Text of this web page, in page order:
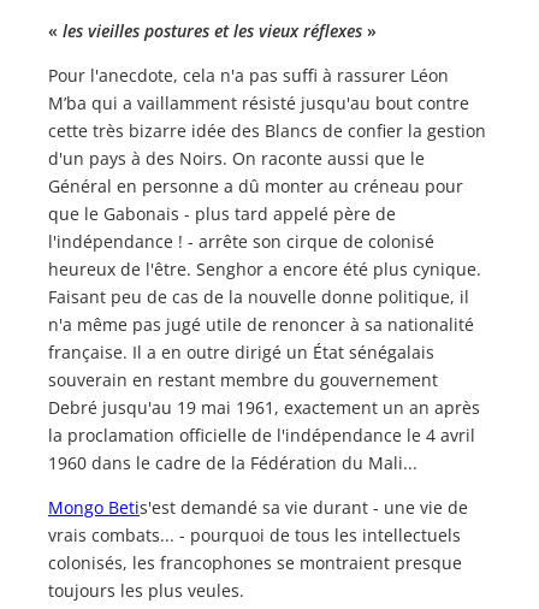
« les vieilles postures et les vieux réflexes »
Pour l'anecdote, cela n'a pas suffi à rassurer Léon
M’ba qui a vaillamment résisté jusqu'au bout contre
cette très bizarre idée des Blancs de confier la gestion
d'un pays à des Noirs. On raconte aussi que le
Général en personne a dû monter au créneau pour
que le Gabonais - plus tard appelé père de
l'indépendance ! - arrête son cirque de colonisé
heureux de l'être. Senghor a encore été plus cynique.
Faisant peu de cas de la nouvelle donne politique, il
n'a même pas jugé utile de renoncer à sa nationalité
française. Il a en outre dirigé un État sénégalais
souverain en restant membre du gouvernement
Debré jusqu'au 19 mai 1961, exactement un an après
la proclamation officielle de l'indépendance le 4 avril
1960 dans le cadre de la Fédération du Mali...
Mongo Betis'est demandé sa vie durant - une vie de
vrais combats... - pourquoi de tous les intellectuels
colonisés, les francophones se montraient presque
toujours les plus veules.